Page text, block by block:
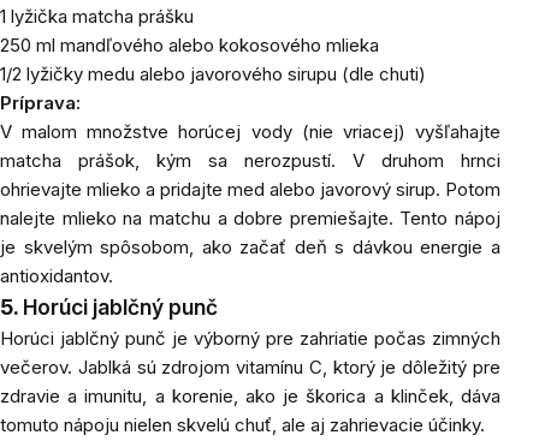
1 lyžička matcha prášku
250 ml mandľového alebo kokosového mlieka
1/2 lyžičky medu alebo javorového sirupu (dle chuti)
Príprava:
V malom množstve horúcej vody (nie vriacej) vyšľahajte
matcha prášok, kým sa nerozpustí. V druhom hrnci
ohrievajte mlieko a pridajte med alebo javorový sirup. Potom
nalejte mlieko na matchu a dobre premiešajte. Tento nápoj
je skvelým spôsobom, ako začať deň s dávkou energie a
antioxidantov.
5. Horúci jablčný punč
Horúci jablčný punč je výborný pre zahriatie počas zimných
večerov. Jablká sú zdrojom vitamínu C, ktorý je dôležitý pre
zdravie a imunitu, a korenie, ako je škorica a klinček, dáva
tomuto nápoju nielen skvelú chuť, ale aj zahrievacie účinky.